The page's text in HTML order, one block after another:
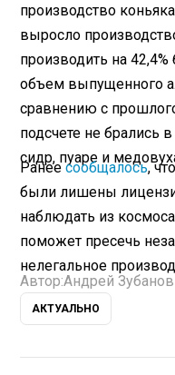
производство
выросло
производить на
объем выпущенного
сравнению с
подсчете не брались
сидр, пуаре и
Ранеесообщалось,
были лишены
наблюдать из
поможет пресечь
нелегальное
Автор:Андрей Зубанов
АКТУАЛЬНО